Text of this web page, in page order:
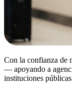
Con la confianza de
— apoyando a
instituciones